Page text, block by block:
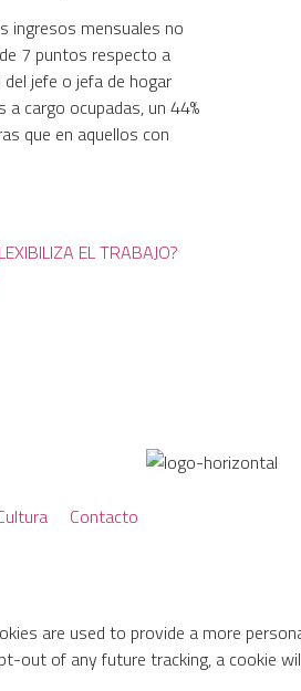
ingresos mensuales no
7 puntos respecto a
jefe o jefa de hogar
cargo ocupadas, un 44%
que en aquellos con
EL TRABAJO?
Contacto
are used to provide a more
out of any future tracking, a cookie